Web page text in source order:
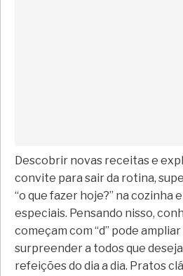
Descobrir novas receitas e
convite para sair da rotina,
“o que fazer hoje?” na cozinha
especiais. Pensando nisso,
começam com “d” pode
surpreender a todos que
refeições do dia a dia. Pratos